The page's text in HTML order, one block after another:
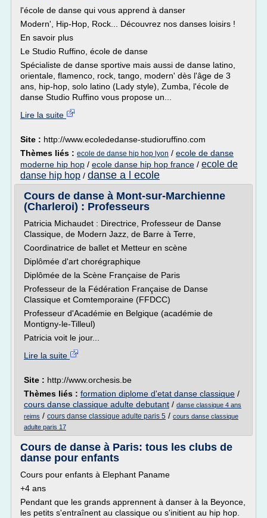
l'école de danse qui vous apprend à danser
Modern', Hip-Hop, Rock... Découvrez nos danses loisirs !
En savoir plus
Le Studio Ruffino, école de danse
Spécialiste de danse sportive mais aussi de danse latino,
orientale, flamenco, rock, tango, modern' dès l'âge de 3
ans, hip-hop, solo latino (Lady style), Zumba, l'école de
danse Studio Ruffino vous propose un...
Lire la suite
Site : http://www.ecolededanse-studioruffino.com
Thèmes liés : ecole de danse hip hop lyon / ecole de danse
moderne hip hop / ecole danse hip hop france / ecole de
danse hip hop / danse a l ecole
Cours de danse à Mont-sur-Marchienne
(Charleroi) : Professeurs
Patricia Michaudet : Directrice, Professeur de Danse
Classique, de Modern Jazz, de Barre à Terre,
Coordinatrice de ballet et Metteur en scène
Diplômée d'art chorégraphique
Diplômée de la Scène Française de Paris
Professeur de la Fédération Française de Danse
Classique et Comtemporaine (FFDCC)
Professeur d'Académie en Belgique (académie de
Montigny-le-Tilleul)
Patricia voit le jour...
Lire la suite
Site : http://www.orchesis.be
Thèmes liés : formation diplome d'etat danse classique /
cours danse classique adulte debutant / danse classique 4 ans
reims / cours danse classique adulte paris 5 / cours danse classique
adulte paris 17
Cours de danse à Paris: tous les clubs de
danse pour enfants
Cours pour enfants à Elephant Paname
+4 ans
Pendant que les grands apprennent à danser à la Beyonce,
les petits s'entraînent au classique ou s'initient au hip hop.